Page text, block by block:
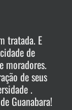
tratada. E
de
moradores.
de seus
.
Guanabara!